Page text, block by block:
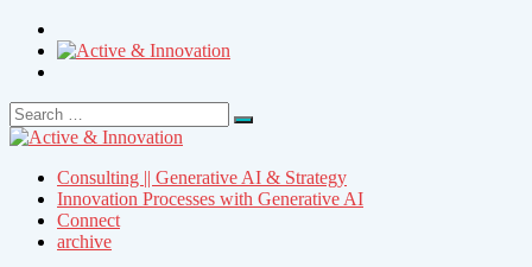
Search
for:
Search
Consulting || Generative AI & Strategy
Innovation Processes with Generative AI
Connect
archive